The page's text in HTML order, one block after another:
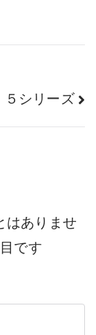
シリーズ
はありませ
です